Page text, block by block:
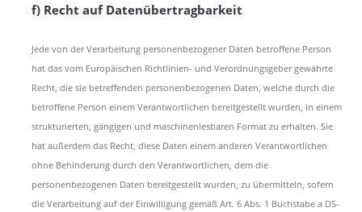
f) Recht auf Datenübertragbarkeit
Jede von der Verarbeitung personenbezogener Daten betroffene Person
hat das vom Europäischen Richtlinien- und Verordnungsgeber gewährte
Recht, die sie betreffenden personenbezogenen Daten, welche durch die
betroffene Person einem Verantwortlichen bereitgestellt wurden, in einem
strukturierten, gängigen und maschinenlesbaren Format zu erhalten. Sie
hat außerdem das Recht, diese Daten einem anderen Verantwortlichen
ohne Behinderung durch den Verantwortlichen, dem die
personenbezogenen Daten bereitgestellt wurden, zu übermitteln, sofern
die Verarbeitung auf der Einwilligung gemäß Art. 6 Abs. 1 Buchstabe a DS-